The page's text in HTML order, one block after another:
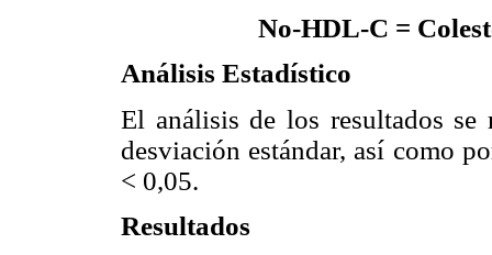
No-HDL-C =
Análisis Estadístico
El análisis de los resultados
desviación estándar, así como
< 0,05.
Resultados